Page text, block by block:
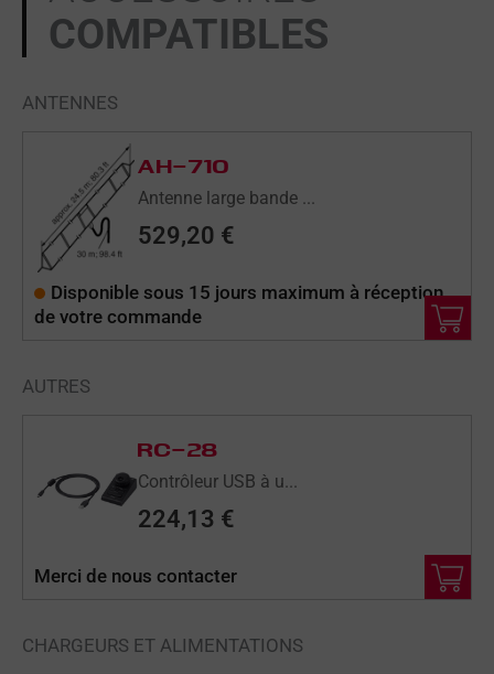
COMPATIBLES
ANTENNES
AH-710
Antenne large bande ...
529,20 €
Disponible sous 15 jours maximum à réception
de votre commande
AUTRES
RC-28
Contrôleur USB à u...
224,13 €
Merci de nous contacter
CHARGEURS ET ALIMENTATIONS